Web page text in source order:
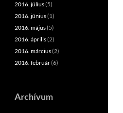
2016. július(5)
2016. június(1)
2016. május(5)
2016. április(2)
2016. március(2)
2016. február(6)
Archívum